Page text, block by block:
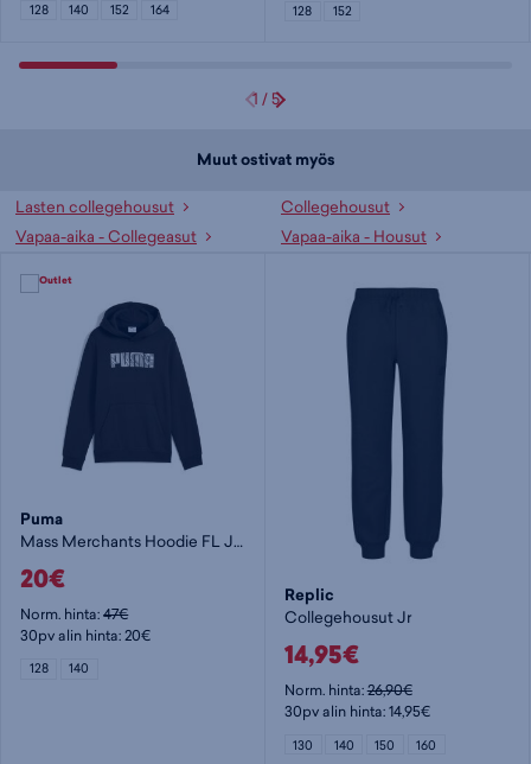
128 140 152 164 128 152
1 /5
Muut ostivat myös
Lasten collegehousut
Collegehousut
Vapaa-aika - Collegeasut
Vapaa-aika - Housut
Puma
Mass Merchants Hoodie FL Jr - lasten huppari
20€
Norm. hinta:47€
30pv alin hinta: 20€
128 140
Replic
Collegehousut Jr
14,95€
Norm. hinta:26,90€
30pv alin hinta: 14,95€
130 140 150 160